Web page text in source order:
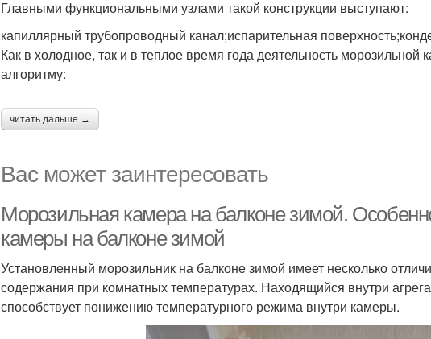
Главными функциональными узлами такой конструкции выступают:
капиллярный трубопроводный канал;испарительная
Как в холодное, так и в теплое время года деятельность
алгоритму:
читать дальше →
Вас может заинтересовать
Морозильная камера на балконе зимой.
камеры на балконе зимой
Установленный морозильник на балконе зимой имеет несколько
содержания при комнатных температурах. Находящийся внутри
способствует понижению температурного режима внутри камеры.